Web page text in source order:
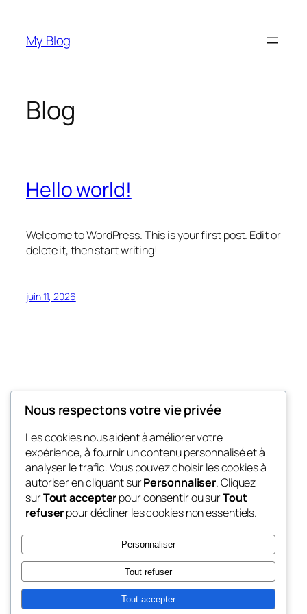
contenu
My Blog
Blog
Hello world!
Welcome to WordPress. This is your first post. Edit or
delete it, then start writing!
juin 11, 2026
My Blog
My WordPress Blog
Blog
À propos
FAQ
Auteurs/autrices
Évènements
Boutique
Compositions
Thèmes
Nous respectons votre vie privée
Les cookies nous aident à améliorer votre
expérience, à fournir un contenu personnalisé et à
analyser le trafic. Vous pouvez choisir les cookies à
autoriser en cliquant surPersonnaliser. Cliquez
surTout accepterpour consentir ou surTout
refuserpour décliner les cookies non essentiels.
Personnaliser
Tout refuser
Tout accepter